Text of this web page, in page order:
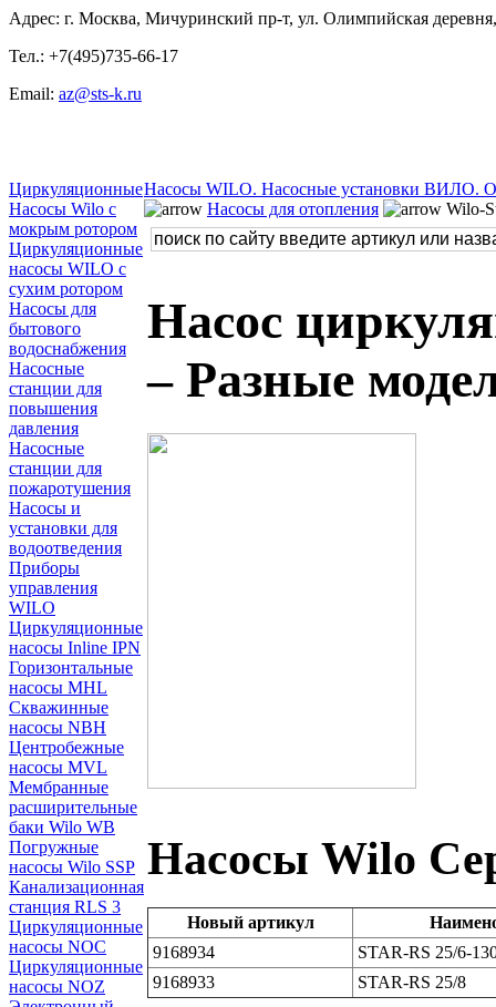
Адрес: г. Москва, Мичуринский пр-т, ул. Олимпийская
Тел.: +7(495)735-66-17
Email: az@sts-k.ru
Циркуляционные
Насосы Wilo с
мокрым ротором
Циркуляционные
насосы WILO с
сухим ротором
Насосы для
бытового
водоснабжения
Насосные
станции для
повышения
давления
Насосные
станции для
пожаротушения
Насосы и
установки для
водоотведения
Приборы
управления
WILO
Циркуляционные
насосы Inline IPN
Горизонтальные
насосы MHL
Скважинные
насосы NBH
Центробежные
насосы MVL
Мембранные
расширительные
баки Wilo WB
Погружные
насосы Wilo SSP
Канализационная
станция RLS 3
Циркуляционные
насосы NOC
Циркуляционные
насосы NOZ
Насосы WILO. Насосные установки ВИЛО.
Насосы для отопления
Wilo-
Насос
– Разные
Насосы Wilo
Новый артикул
9168934
STAR-RS 25/6-
9168933
STAR-RS 25/8